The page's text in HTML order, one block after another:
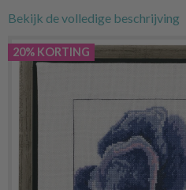
Bekijk de volledige beschrijving
20% KORTING